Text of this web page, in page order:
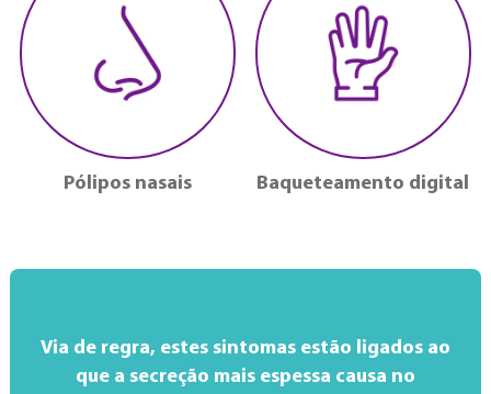
Pólipos nasais Baqueteamento digital
Via de regra, estes sintomas estão ligados ao
que a secreção mais espessa causa no